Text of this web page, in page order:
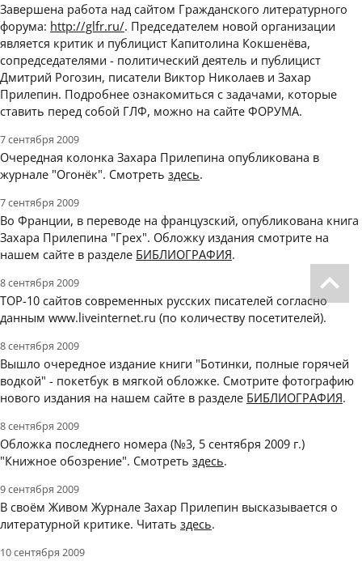
Завершена работа над сайтом Гражданского литературного
форума: http://glfr.ru/. Председателем новой организации
является критик и публицист Капитолина Кокшенёва,
сопредседателями - политический деятель и публицист
Дмитрий Рогозин, писатели Виктор Николаев и Захар
Прилепин. Подробнее ознакомиться с задачами, которые
ставить перед собой ГЛФ, можно на сайте ФОРУМА.
7 сентября 2009
Очередная колонка Захара Прилепина опубликована в
журнале "Огонёк". Смотреть здесь.
7 сентября 2009
Во Франции, в переводе на французский, опубликована книга
Захара Прилепина "Грех". Обложку издания смотрите на
нашем сайте в разделе БИБЛИОГРАФИЯ.
8 сентября 2009
ТОР-10 сайтов современных русских писателей согласно
данным www.liveinternet.ru (по количеству посетителей).
8 сентября 2009
Вышло очередное издание книги "Ботинки, полные горячей
водкой" - покетбук в мягкой обложке. Смотрите фотографию
нового издания на нашем сайте в разделе БИБЛИОГРАФИЯ.
8 сентября 2009
Обложка последнего номера (№3, 5 сентября 2009 г.)
"Книжное обозрение". Смотреть здесь.
9 сентября 2009
В своём Живом Журнале Захар Прилепин высказывается о
литературной критике. Читать здесь.
10 сентября 2009